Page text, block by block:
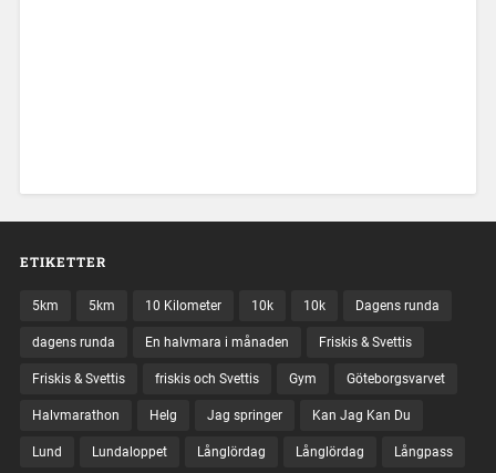
ETIKETTER
5km 5km 10 Kilometer 10k 10k Dagens runda
dagens runda En halvmara i månaden Friskis & Svettis
Friskis & Svettis friskis och Svettis Gym Göteborgsvarvet
Halvmarathon Helg Jag springer Kan Jag Kan Du
Lund Lundaloppet Långlördag Långlördag Långpass